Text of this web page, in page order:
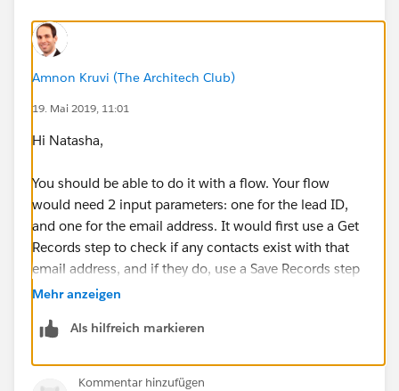
Amnon Kruvi (The Architech Club)
19. Mai 2019, 11:01
Hi Natasha,
You should be able to do it with a flow. Your flow
would need 2 input parameters: one for the lead ID,
and one for the email address. It would first use a Get
Records step to check if any contacts exist with that
email address, and if they do, use a Save Records step
to update the status of the lead using the lead ID
whenever a lead is created using process builder.
Mehr anzeigen
Als hilfreich markieren
Kommentar hinzufügen